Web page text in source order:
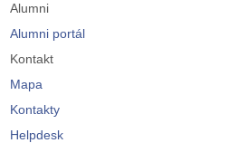
Alumni
Alumni portál
Kontakt
Mapa
Kontakty
Helpdesk